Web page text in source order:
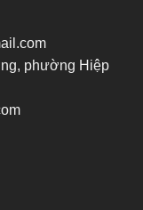
phường Hiệp